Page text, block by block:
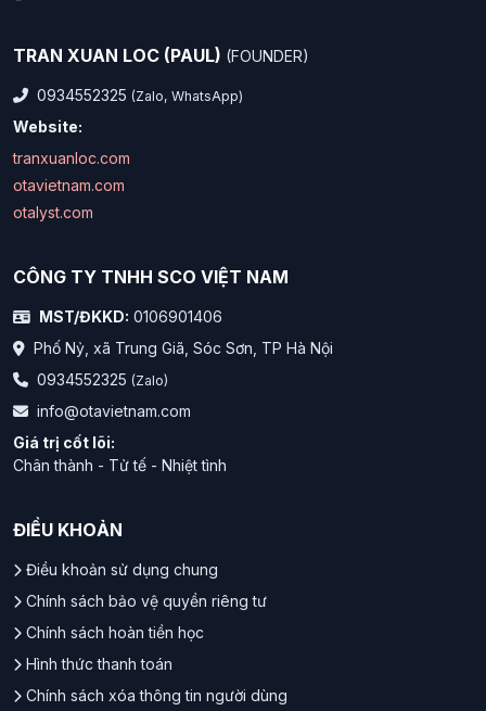
TRAN XUAN LOC (PAUL) (FOUNDER)
0934552325 (Zalo, WhatsApp)
Website:
tranxuanloc.com
otavietnam.com
otalyst.com
CÔNG TY TNHH SCO VIỆT NAM
MST/ĐKKD: 0106901406
Phố Nỷ, xã Trung Giã, Sóc Sơn, TP Hà Nội
0934552325 (Zalo)
info@otavietnam.com
Giá trị cốt lõi:
Chân thành - Tử tế - Nhiệt tình
ĐIỀU KHOẢN
Điều khoản sử dụng chung
Chính sách bảo vệ quyền riêng tư
Chính sách hoàn tiền học
Hình thức thanh toán
Chính sách xóa thông tin người dùng